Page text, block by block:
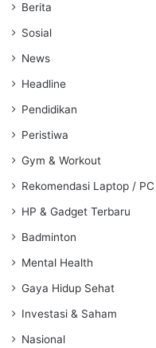
Berita
Sosial
News
Headline
Pendidikan
Peristiwa
Gym & Workout
Rekomendasi Laptop / PC
HP & Gadget Terbaru
Badminton
Mental Health
Gaya Hidup Sehat
Investasi & Saham
Nasional